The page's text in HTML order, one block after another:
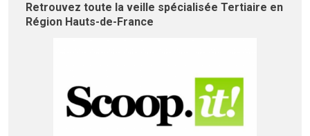
Retrouvez toute la veille spécialisée Tertiaire en
Région Hauts-de-France